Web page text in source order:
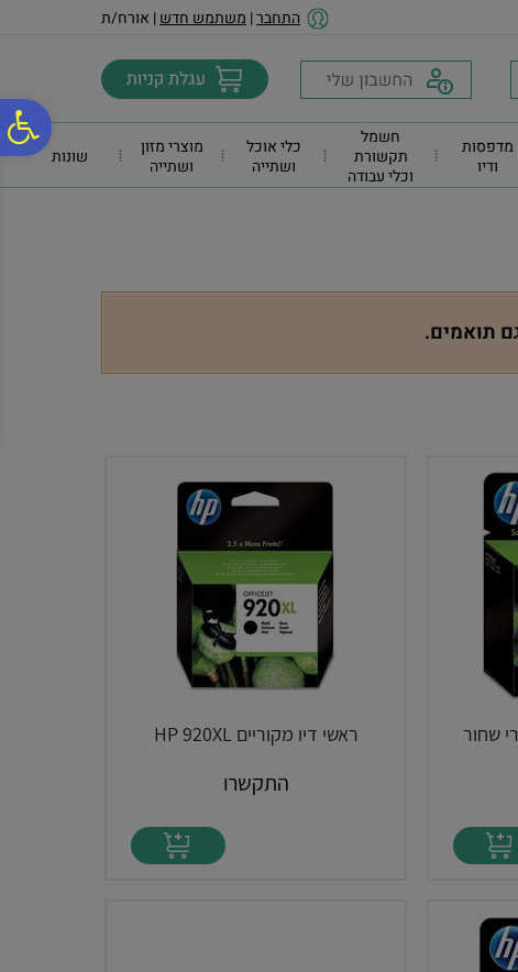
נגישות
אתר
המרכזי
התחבר| משתמש חדש| אורח/ת
מדפסות
ודיו
חשמל
תקשורת
וכלי עבודה
כלי אוכל
ושתייה
מוצרי מזון
ושתייה
שונות
תואמים.
ראשי דיו מקוריים HP 920XL
התקשרו